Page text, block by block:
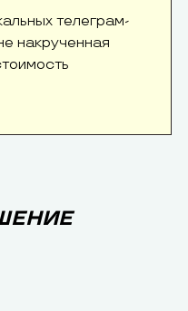
телеграм-
накрученная